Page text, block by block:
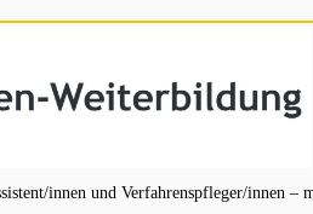
innen und Verfahrenspfleger/innen –